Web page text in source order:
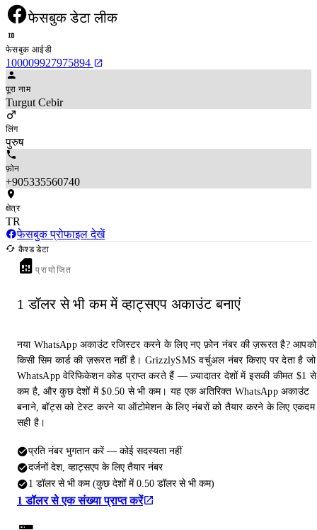
फेसबुक डेटा लीक
फेसबुक आईडी
100009927975894
पूरा नाम
Turgut Cebir
लिंग
पुरुष
फ़ोन
+905335560740
क्षेत्र
TR
फेसबुक प्रोफाइल देखें
कैश्ड डेटा
प्रायोजित
1 डॉलर से भी कम में व्हाट्सएप अकाउंट बनाएं
नया WhatsApp अकाउंट रजिस्टर करने के लिए नए फ़ोन नंबर की ज़रूरत है? आपको
किसी सिम कार्ड की ज़रूरत नहीं है। GrizzlySMS वर्चुअल नंबर किराए पर देता है जो
WhatsApp वेरिफिकेशन कोड प्राप्त करते हैं — ज़्यादातर देशों में इसकी कीमत $1 से
कम है, और कुछ देशों में $0.50 से भी कम। यह एक अतिरिक्त WhatsApp अकाउंट
बनाने, बॉट्स को टेस्ट करने या ऑटोमेशन के लिए नंबरों को तैयार करने के लिए एकदम
सही है।
प्रति नंबर भुगतान करें — कोई सदस्यता नहीं
दर्जनों देश, व्हाट्सएप के लिए तैयार नंबर
1 डॉलर से भी कम (कुछ देशों में 0.50 डॉलर से भी कम)
1 डॉलर से एक संख्या प्राप्त करें